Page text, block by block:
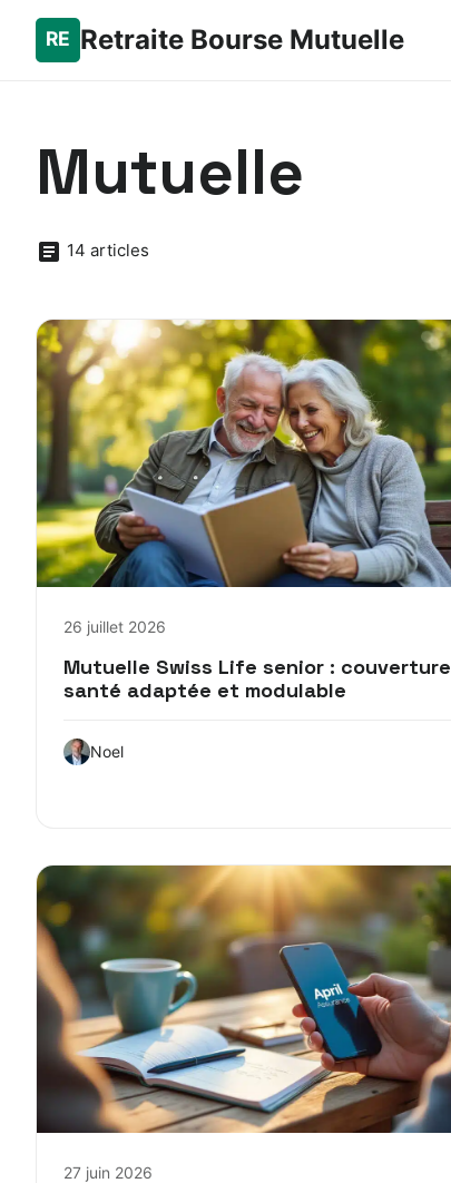
Retraite Bourse Mutuelle
Mutuelle
14 articles
26 juillet 2026
Mutuelle Swiss Life senior : couverture
santé adaptée et modulable
Noel
27 juin 2026